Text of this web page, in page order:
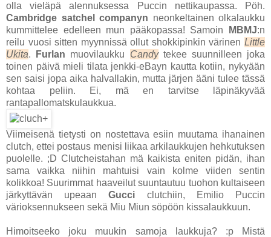
olla vieläpä alennuksessa Puccin nettikaupassa. Pöh.
Cambridge satchel companyn neonkeltainen olkalaukku
kummittelee edelleen mun pääkopassa! Samoin
MBMJ:n
reilu vuosi sitten myynnissä ollut shokkipinkin värinen Little
Ukita. Furlan muovilaukku Candytekee suunnilleen joka
toinen päivä mieli tilata jenkki-eBayn kautta kotiin, nykyään
sen saisi jopa aika halvallakin, mutta järjen ääni tulee tässä
kohtaa peliin. Ei, mä en tarvitse läpinäkyvää
rantapallomatskulaukkua.
Viimeisenä tietysti on nostettava esiin muutama ihanainen
clutch, ettei postaus menisi liikaa arkilaukkujen hehkutuksen
puolelle. ;D Clutcheistahan mä kaikista eniten pidän, ihan
sama vaikka niihin mahtuisi vain kolme viiden sentin
kolikkoa! Suurimmat haaveilut suuntautuu tuohon kultaiseen
järkyttävän upeaanGucci clutchiin, Emilio Puccin
värioksennukseen sekä Miu Miun söpöön kissalaukkuun.
Himoitseeko joku muukin samoja laukkuja? :p Mistä